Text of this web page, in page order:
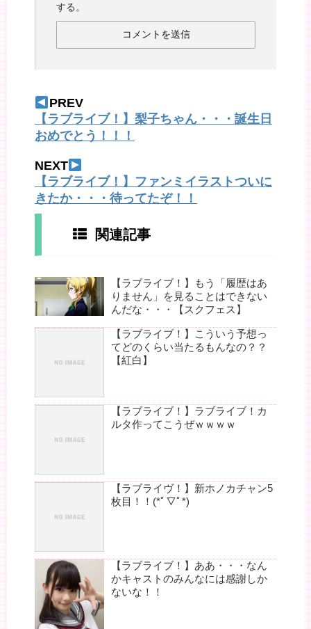
する。
PREV
【ラブライブ！】梨子ちゃん・・・誕生日
おめでとう！！！
NEXT
【ラブライブ！】ファンミイラストついに
きたか・・・待ってたぞ！！
関連記事
【ラブライブ！】もう「履歴はあ
りません」を見ることはできない
んだな・・・【スクフェス】
【ラブライブ！】こういう予想っ
てどのくらい当たるもんなの？？
【紅白】
【ラブライブ！】ラブライブ！カ
ルタ作ってこうぜｗｗｗｗ
【ラブライヴ！】新ホノカチャン5
枚目！！(*ﾟ▽ﾟ*)
【ラブライブ！】ああ・・・なん
かキャストのみんなには感謝しか
ないな！！